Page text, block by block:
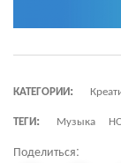
КАТЕГОРИИ:
ТЕГИ:
Музыка
Поделиться: